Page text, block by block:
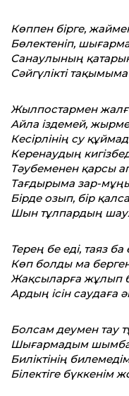
Көппен бірге,
Бөлектеніп,
Санаулының
Сәйгүлікті
Жылпостармен
Айла іздемей,
Кесірлінің су
Керенаудың
Тәубеменен қарсы
Тағдырыма зар-
Бірде озып, бір
Шын тұлпардың
Терең бе еді, таяз
Көп болды ма
Жақсыларға жұлып
Ардың ісін саудаға
Болсам деумен тау
Шығармадым
Биліктінің
Білектіге бүккенім